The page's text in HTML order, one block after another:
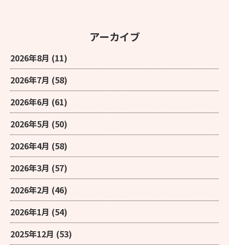
アーカイブ
2026年8月 (11)
2026年7月 (58)
2026年6月 (61)
2026年5月 (50)
2026年4月 (58)
2026年3月 (57)
2026年2月 (46)
2026年1月 (54)
2025年12月 (53)